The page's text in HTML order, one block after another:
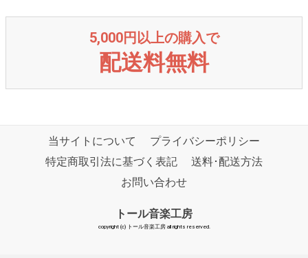
5,000円以上の購入で
配送料無料
当サイトについて
プライバシーポリシー
特定商取引法に基づく表記
送料･配送方法
お問い合わせ
トール音楽工房
copyright (c) トール音楽工房 all rights reserved.